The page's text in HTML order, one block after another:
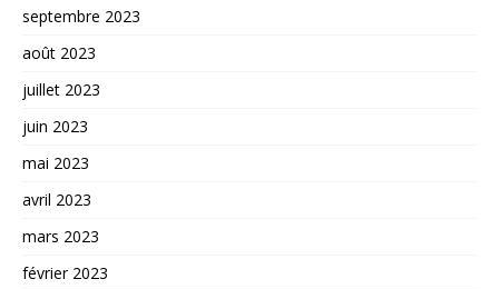
septembre 2023
août 2023
juillet 2023
juin 2023
mai 2023
avril 2023
mars 2023
février 2023